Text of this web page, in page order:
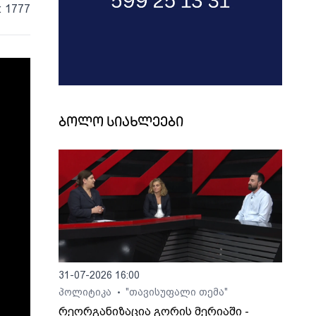
1777
ბოლო სიახლეები
31-07-2026 16:00
პოლიტიკა
• "თავისუფალი თემა"
რეორგანიზაცია გორის მერიაში -